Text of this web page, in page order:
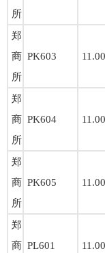
所
郑
商
所
PK603
郑
商
所
PK604
郑
商
所
PK605
郑
商 PL601